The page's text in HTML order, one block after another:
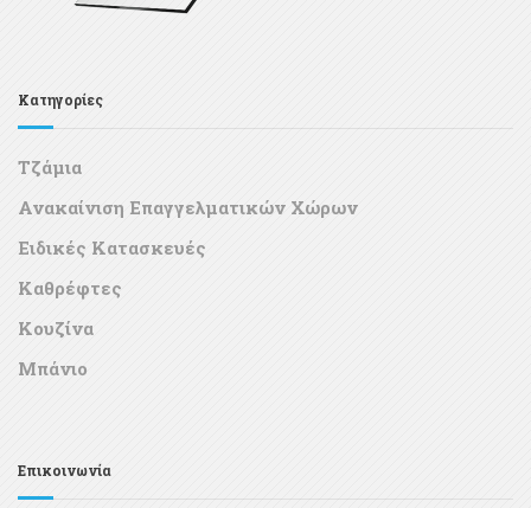
Κατηγορίες
Τζάμια
Ανακαίνιση Επαγγελματικών Χώρων
Ειδικές Κατασκευές
Καθρέφτες
Κουζίνα
Μπάνιο
Επικοινωνία